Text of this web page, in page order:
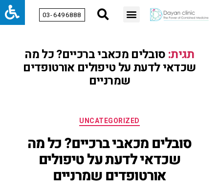
03-6496888
תגית: סובלים מכאבי ברכיים? כל מה
שכדאי לדעת על טיפולים אורטופדים
שמרניים
UNCATEGORIZED
סובלים מכאבי ברכיים? כל מה
שכדאי לדעת על טיפולים
אורטופדים שמרניים